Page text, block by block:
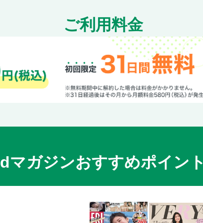
メルセデスEQA
アウディQ4 e-tron
アウディQ2
フォルクスワーゲンT-Roc
ルノー・キャプチャー
シトロエンC5エアクロスSUV
シトロエンC3エアクロスSUV
ご利用料金
dマガジンおすすめポイント